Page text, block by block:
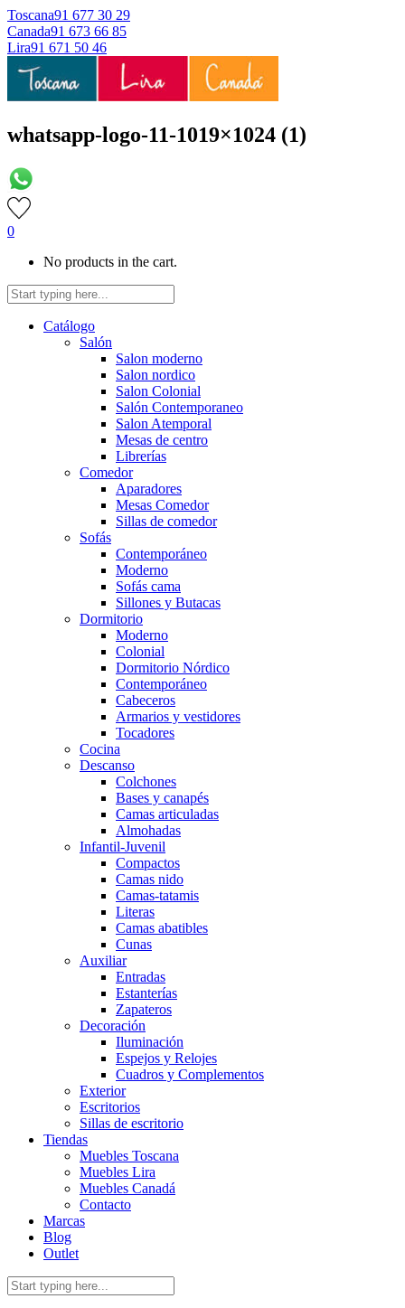
Toscana91 677 30 29
Canada91 673 66 85
Lira91 671 50 46
whatsapp-logo-11-1019×1024 (1)
0
No products in the cart.
Catálogo
Salón
Salon moderno
Salon nordico
Salon Colonial
Salón Contemporaneo
Salon Atemporal
Mesas de centro
Librerías
Comedor
Aparadores
Mesas Comedor
Sillas de comedor
Sofás
Contemporáneo
Moderno
Sofás cama
Sillones y Butacas
Dormitorio
Moderno
Colonial
Dormitorio Nórdico
Contemporáneo
Cabeceros
Armarios y vestidores
Tocadores
Cocina
Descanso
Colchones
Bases y canapés
Camas articuladas
Almohadas
Infantil-Juvenil
Compactos
Camas nido
Camas-tatamis
Literas
Camas abatibles
Cunas
Auxiliar
Entradas
Estanterías
Zapateros
Decoración
Iluminación
Espejos y Relojes
Cuadros y Complementos
Exterior
Escritorios
Sillas de escritorio
Tiendas
Muebles Toscana
Muebles Lira
Muebles Canadá
Contacto
Marcas
Blog
Outlet